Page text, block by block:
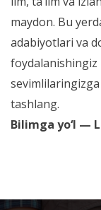
maydon. Bu
adabiyotlari va
foydalanishingiz
sevimlilaringizga
tashlang.
Bilimga yo‘l —